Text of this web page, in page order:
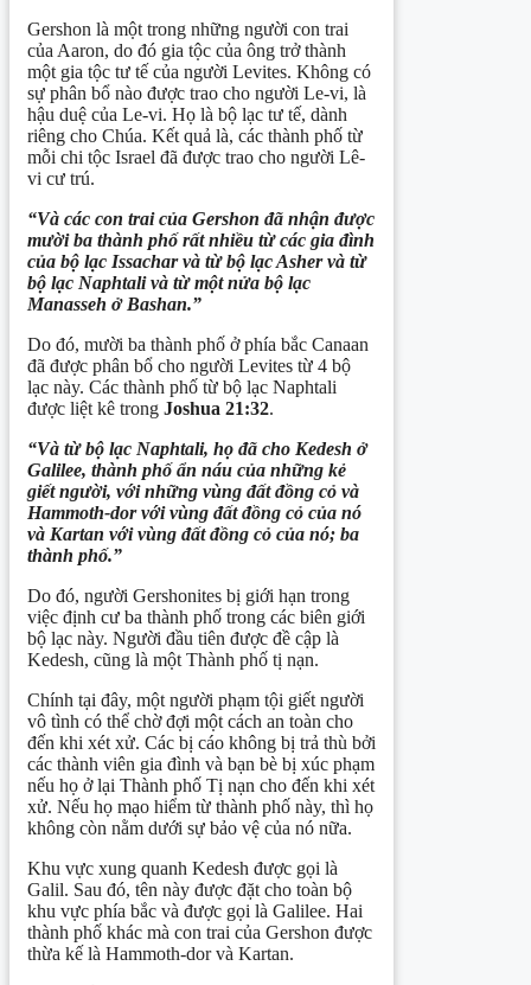
Gershon là một trong những người con trai
của Aaron, do đó gia tộc của ông trở thành
một gia tộc tư tế của người Levites. Không có
sự phân bổ nào được trao cho người Le-vi, là
hậu duệ của Le-vi. Họ là bộ lạc tư tế, dành
riêng cho Chúa. Kết quả là, các thành phố từ
mỗi chi tộc Israel đã được trao cho người Lê-
vi cư trú.
“Và các con trai của Gershon đã nhận được
mười ba thành phố rất nhiều từ các gia đình
của bộ lạc Issachar và từ bộ lạc Asher và từ
bộ lạc Naphtali và từ một nửa bộ lạc
Manasseh ở Bashan.”
Do đó, mười ba thành phố ở phía bắc Canaan
đã được phân bổ cho người Levites từ 4 bộ
lạc này. Các thành phố từ bộ lạc Naphtali
được liệt kê trong Joshua 21:32.
“Và từ bộ lạc Naphtali, họ đã cho Kedesh ở
Galilee, thành phố ẩn náu của những kẻ
giếtngười, với những vùng đất đồng cỏ và
Hammoth-dor với vùng đất đồng cỏ của nó
và Kartan với vùng đất đồng cỏ của nó; ba
thành phố.”
Do đó, người Gershonites bị giới hạn trong
việc định cư ba thành phố trong các biên giới
bộ lạc này. Người đầu tiên được đề cập là
Kedesh, cũng là một Thành phố tị nạn.
Chính tại đây, một người phạm tội giết người
vô tình có thể chờ đợi một cách an toàn cho
đến khi xét xử. Các bị cáo không bị trả thù bởi
các thành viên gia đình và bạn bè bị xúc phạm
nếu họ ở lại Thành phố Tị nạn cho đến khi xét
xử. Nếu họ mạo hiểm từ thành phố này, thì họ
không còn nằm dưới sự bảo vệ của nó nữa.
Khu vực xung quanh Kedesh được gọi là
Galil. Sau đó, tên này được đặt cho toàn bộ
khu vực phía bắc và được gọi là Galilee. Hai
thành phố khác mà con trai của Gershon được
thừa kế là Hammoth-dor và Kartan.